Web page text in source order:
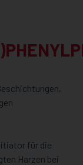
für die
Harzen bei